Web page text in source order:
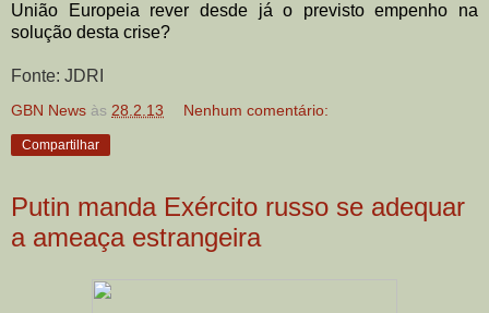
União Europeia rever desde já o previstoempenho na
solução desta crise?
Fonte: JDRI
GBN News às 28.2.13 Nenhum comentário:
Compartilhar
Putin manda Exército russo se adequar
a ameaça estrangeira